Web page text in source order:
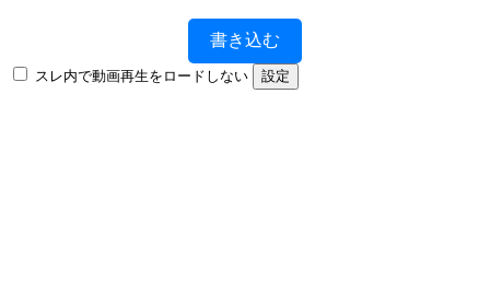
書き込む
スレ内で動画再生をロードしない